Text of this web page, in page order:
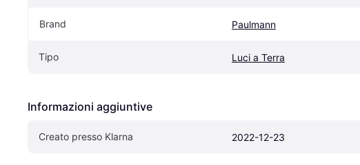
Brand Paulmann
Tipo Luci a Terra
Informazioni aggiuntive
Creato presso Klarna 2022-12-23